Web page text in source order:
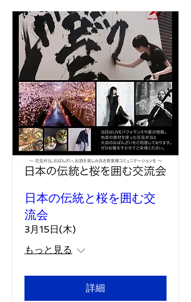
日本の伝統と桜を囲む交
流会
3月15日(木)
もっと見る
詳細